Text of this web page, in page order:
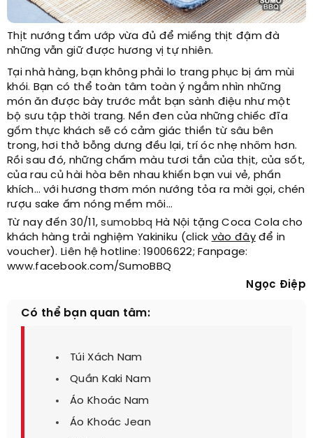
Thịt nướng tẩm ướp vừa đủ để miếng thịt đậm đà
những vẫn giữ được hương vị tự nhiên.
Tại nhà hàng, bạn không phải lo trang phục bị ám mùi
khói. Bạn có thể toàn tâm toàn ý ngắm nhìn những
món ăn được bày trước mắt bạn sành điệu như một
bộ sưu tập thời trang. Nền đen của những chiếc đĩa
gốm thực khách sẽ có cảm giác thiền từ sâu bên
trong, hơi thở bỗng dưng đều lại, trí óc nhẹ nhõm hơn.
Rồi sau đó, những chấm màu tươi tắn của thịt, của sốt,
của rau củ hài hòa bên nhau khiến bạn vui vẻ, phấn
khích… với hương thơm món nướng tỏa ra mời gọi, chén
rượu sake ấm nóng mềm môi…
Từ nay đến 30/11,sumobbq Hà Nội tặng Coca Cola cho
khách hàng trải nghiệm Yakiniku (click vào đâyđể in
voucher). Liên hệ hotline: 19006622; Fanpage:
www.facebook.com/SumoBBQ
Ngọc Điệp
Có thể bạn quan tâm:
Túi Xách Nam
Quần Kaki Nam
Áo Khoác Nam
Áo Khoác Jean